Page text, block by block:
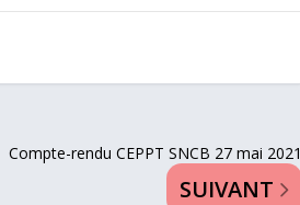
Compte-rendu CEPPT SNCB 27 mai 2021
SUIVANT